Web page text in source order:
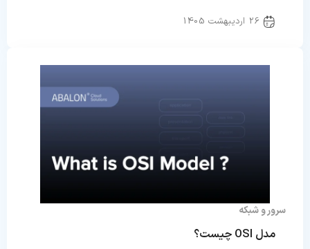
26 اردیبهشت 1405
مدل OSI چیست؟
سرور و شبکه